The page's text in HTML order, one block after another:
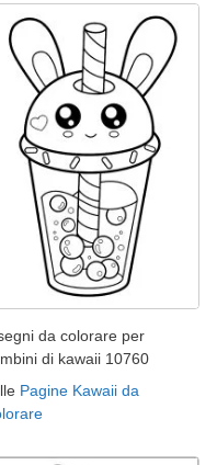
da colorare per
di kawaii 10760
Pagine Kawaii da